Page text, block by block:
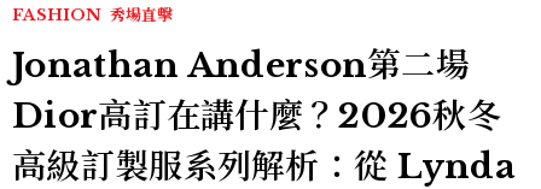
FASHION 秀場直擊
Jonathan Anderson第二場
Dior高訂在講什麼？2026秋冬
高級訂製服系列解析：從 Lynda